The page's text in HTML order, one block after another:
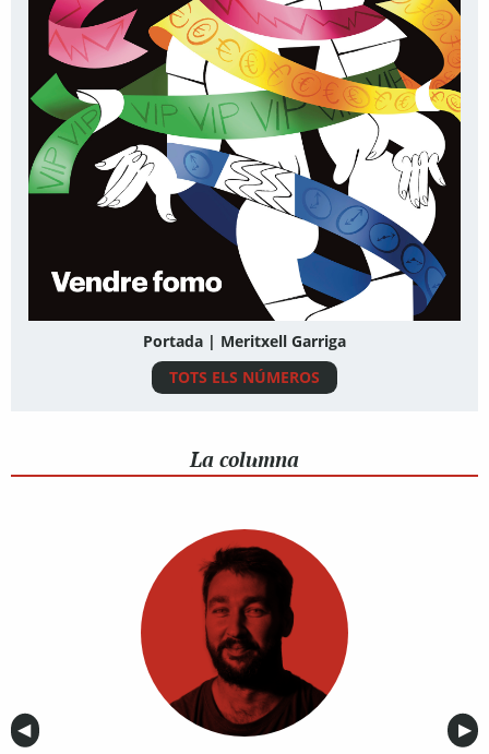
Portada | Meritxell Garriga
TOTS ELS NÚMEROS
La columna
Anterior
◀︎ ▶︎